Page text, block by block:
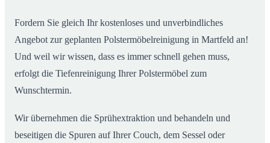
Fordern Sie gleich Ihr kostenloses und unverbindliches
Angebot zur geplanten Polstermöbelreinigung in Martfeld an!
Und weil wir wissen, dass es immer schnell gehen muss,
erfolgt die Tiefenreinigung Ihrer Polstermöbel zum
Wunschtermin.
Wir übernehmen die Sprühextraktion und behandeln und
beseitigen die Spuren auf Ihrer Couch, dem Sessel oder